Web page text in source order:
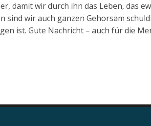
damit wir durch ihn das Leben, das
sind wir auch ganzen Gehorsam
ist. Gute Nachricht – auch für die